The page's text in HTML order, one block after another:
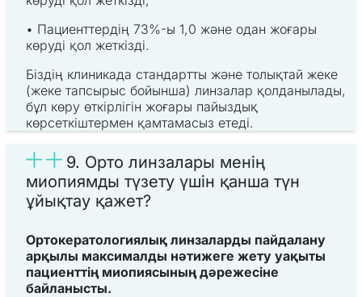
• Пациенттердің 73%-ы 1,0 және одан жоғары
көруді қол жеткізді.
Біздің клиникада стандартты және толықтай жеке
(жеке тапсырыс бойынша) линзалар қолданылады,
бұл көру өткірлігін жоғары пайыздық
көрсеткіштермен қамтамасыз етеді.
9. Орто линзалары менің
миопиямды түзету үшін қанша түн
ұйықтау қажет?
Ортокератологиялық линзаларды пайдалану
арқылы максималды нәтижеге жету уақыты
пациенттің миопиясының дәрежесіне
байланысты.